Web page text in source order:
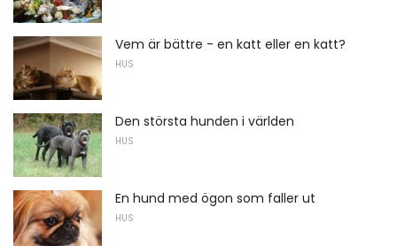
Vem är bättre - en katt eller en katt?
HUS
Den största hunden i världen
HUS
En hund med ögon som faller ut
HUS